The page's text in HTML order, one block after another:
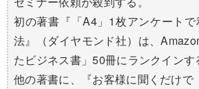
初の著書『「A4」1枚アンケート
法』（ダイヤモンド社）は、
たビジネス書」50冊にランクインす
他の著書に、『お客様に聞くだけで